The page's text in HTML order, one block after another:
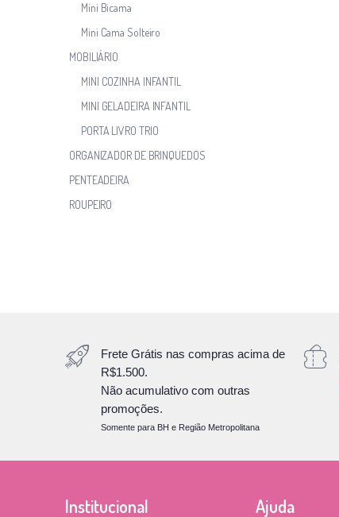
Mini Bicama
Mini Cama Solteiro
MOBILIÁRIO
MINI COZINHA INFANTIL
MINI GELADEIRA INFANTIL
PORTA LIVRO TRIO
ORGANIZADOR DE BRINQUEDOS
PENTEADEIRA
ROUPEIRO
Frete Grátis nas compras acima de
R$1.500.
Não acumulativo com outras
promoções.
Somente para BH e Região Metropolitana
Institucional Ajuda